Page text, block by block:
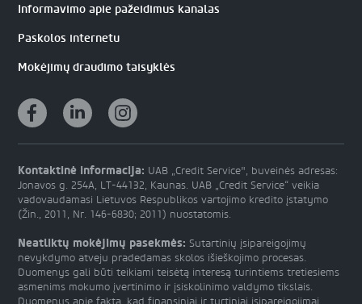
Informavimo apie pažeidimus kanalas
Paskolos internetu
Mokėjimų draudimo taisyklės
Kontaktinė informacija: UAB „Credit Service", buveinės adresas:
Jonavos g. 254A, LT-44132, Kaunas. UAB „Credit Service“ veikia
vadovaudamasi Lietuvos Respublikos vartojimo kredito įstatymo
(Žin., 2011, Nr. 146-6830; 2011) nuostatomis.
Neatliktų mokėjimų pasekmės: Sutartinių įsipareigojimų
nevykdymo atveju pradedamas skolos išieškojimo procesas.
Duomenys gali būti teikiami teisėtą interesą turintiems tretiesiems
asmenims mokumo įvertinimo ir įsiskolinimo valdymo tikslais.
Duomenys apie faktą, kad finansiniai ir turtiniai įsipareigojimai